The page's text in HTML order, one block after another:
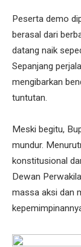
Peserta demo
berasal dari
datang naik
Sepanjang
mengibarkan
tuntutan.
Meski begitu,
mundur.
konstitusional
Dewan
massa aksi dan